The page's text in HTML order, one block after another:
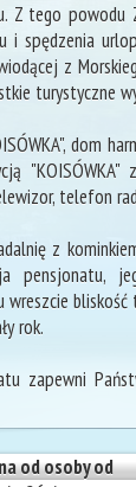
tego
spędzenia
z
turystyczne
dom
telefon
z
pensjonatu,
rok.
zapewni
od osoby od